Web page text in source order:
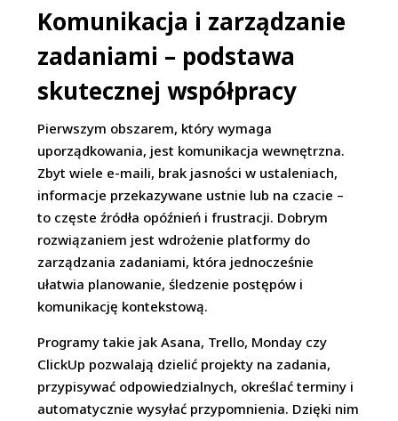
Komunikacja i zarządzanie
zadaniami – podstawa
skutecznej współpracy
Pierwszym obszarem, który wymaga
uporządkowania, jest komunikacja wewnętrzna.
Zbyt wiele e-maili, brak jasności w ustaleniach,
informacje przekazywane ustnie lub na czacie –
to częste źródła opóźnień i frustracji. Dobrym
rozwiązaniem jest wdrożenie platformy do
zarządzania zadaniami, która jednocześnie
ułatwia planowanie, śledzenie postępów i
komunikację kontekstową.
Programy takie jak Asana, Trello, Monday czy
ClickUp pozwalają dzielić projekty na zadania,
przypisywać odpowiedzialnych, określać terminy i
automatycznie wysyłać przypomnienia. Dzięki nim